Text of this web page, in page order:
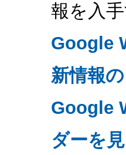
報を入
Google
新情報
Google
ダーを